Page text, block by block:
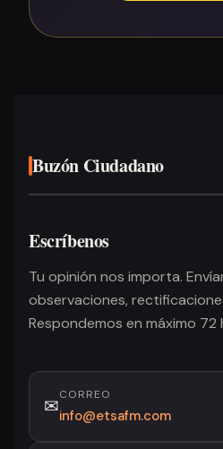
Buzón Ciudadano
Escríbenos
Tu opinión nos importa.
observaciones,
Respondemos en máximo 72
✉
CORREO
info@etsafm.com